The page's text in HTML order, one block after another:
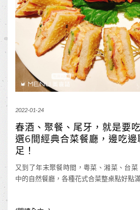
2022-01-24
春酒、聚餐、尾牙，就是要
選6間經典合菜餐廳，邊吃
足！
又到了年末聚餐時間，粵菜、湘菜、台
中的自然餐廳，各種花式合菜整桌點好點滿